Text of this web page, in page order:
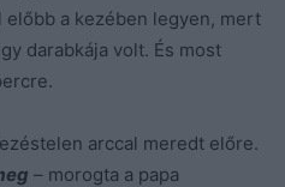
előbb a kezében legyen, mert
darabkája volt. És most
arccal meredt előre.
– morogta a papa